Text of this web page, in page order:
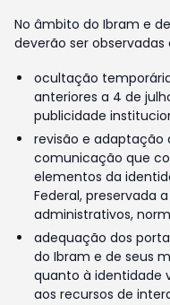
No âmbito do Ibram e
deverão ser
ocultação
anteriores a 4 de
publicidade
revisão e adaptação
comunicação que
elementos da
Federal, preservada
administrativos,
adequação dos
do Ibram e de seus
quanto à identidade
aos recursos de